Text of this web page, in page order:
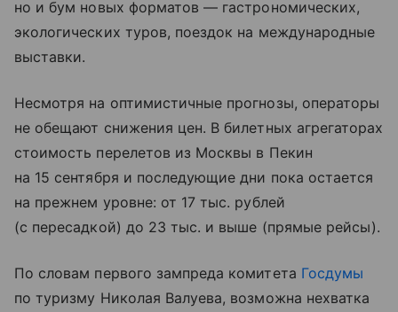
но и бум новых форматов — гастрономических,
экологических туров, поездок на международные
выставки.
Несмотря на оптимистичные прогнозы, операторы
не обещают снижения цен. В билетных агрегаторах
стоимость перелетов из Москвы в Пекин
на 15 сентября и последующие дни пока остается
на прежнем уровне: от 17 тыс. рублей
(с пересадкой) до 23 тыс. и выше (прямые рейсы).
По словам первого зампреда комитета Госдумы
по туризму Николая Валуева, возможна нехватка